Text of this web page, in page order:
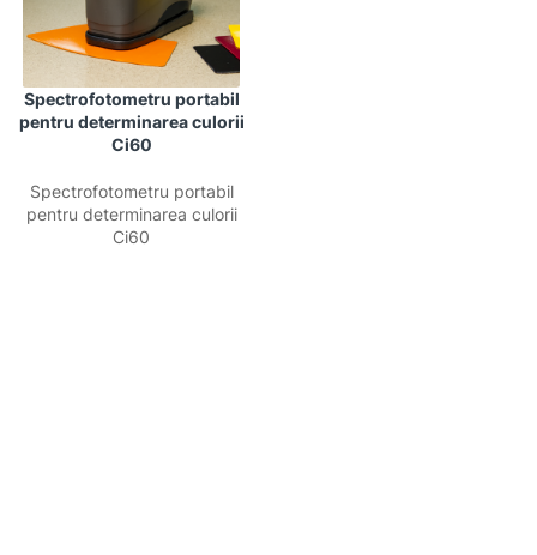
Spectrofotometru portabil
pentru determinarea culorii
Ci60
Spectrofotometru portabil
pentru determinarea culorii
Ci60